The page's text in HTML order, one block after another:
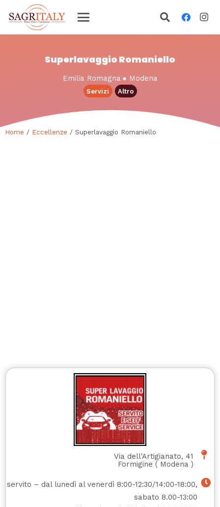
Superlavaggio Romaniello
Emilia Romagna ● Modena
Servizi Altro
Home / Eccellenze / Superlavaggio Romaniello
Via dell'Artigianato, 41
Formigine ( Modena )
servito – dal lunedì al venerdì 8:00-12:30/14:00-18:00,
sabato 8.00-13:00